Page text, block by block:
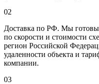
02
Доставка по РФ. Мы
по скорости и стоимости
регион Российской
удаленности объекта и
компании.
03